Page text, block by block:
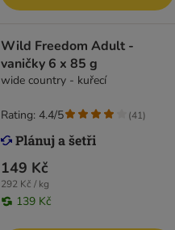
Wild Freedom Adult -
vaničky 6 x 85 g
wide country - kuřecí
149 Kč
292 Kč / kg
139 Kč
Rating: 4.4/5 (41)